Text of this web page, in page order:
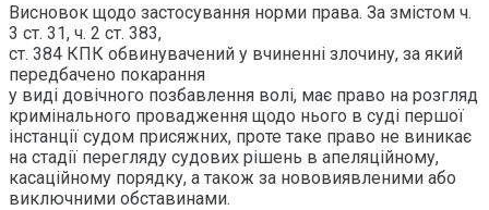
Висновок щодо застосування норми права. За змістом ч.
3 ст. 31, ч. 2 ст. 383,
ст. 384 КПК обвинувачений у вчиненні злочину, за який
передбачено покарання
у виді довічного позбавлення волі, має право на розгляд
кримінального провадження щодо нього в суді першої
інстанції судом присяжних, проте таке право не виникає
на стадії перегляду судових рішень в апеляційному,
касаційному порядку, а також за нововиявленими або
виключними обставинами.